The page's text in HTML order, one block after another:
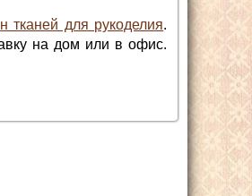
тканей для рукоделия.
на дом или в офис.